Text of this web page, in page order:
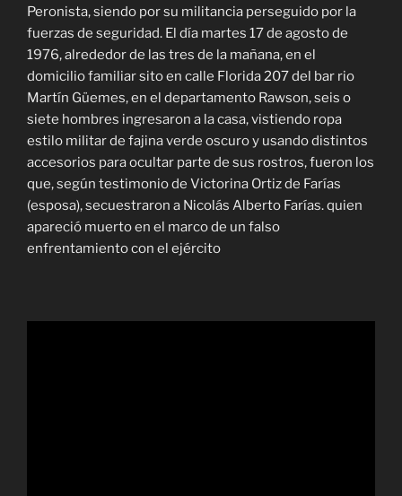
Peronista, siendo por su militancia perseguido por la
fuerzas de seguridad. El día martes 17 de agosto de
1976, alrededor de las tres de la mañana, en el
domicilio familiar sito en calle Florida 207 del bar rio
Martín Güemes, en el departamento Rawson, seis o
siete hombres ingresaron a la casa, vistiendo ropa
estilo militar de fajina verde oscuro y usando distintos
accesorios para ocultar parte de sus rostros, fueron los
que, según testimonio de Victorina Ortiz de Farías
(esposa), secuestraron a Nicolás Alberto Farías. quien
apareció muerto en el marco de un falso
enfrentamiento con el ejército